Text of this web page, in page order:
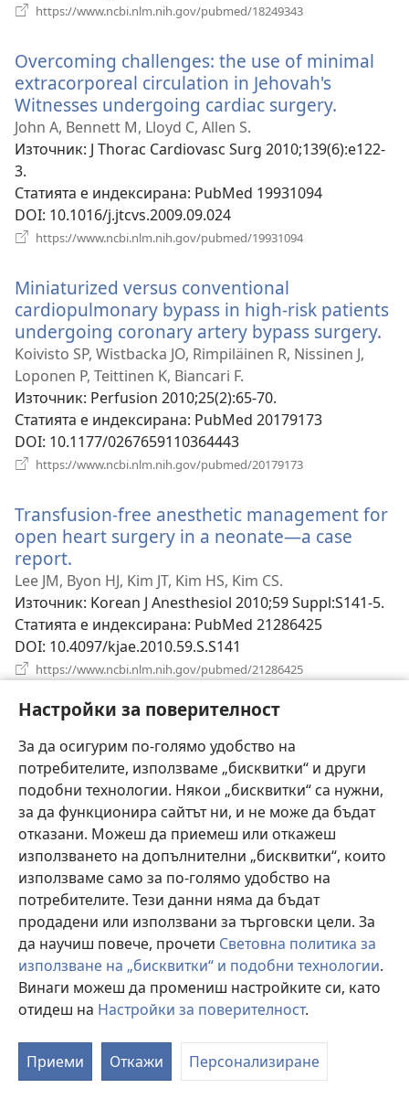
Настройки за поверителност
За да осигурим по-голямо удобство на
потребителите, използваме „бисквитки“ и други
подобни технологии. Някои „бисквитки“ са нужни,
за да функционира сайтът ни, и не може да бъдат
отказани. Можеш да приемеш или откажеш
използването на допълнителни „бисквитки“, които
използваме само за по-голямо удобство на
потребителите. Тези данни няма да бъдат
продадени или използвани за търговски цели. За
да научиш повече, прочети Световна политика за
използване на „бисквитки“ и подобни технологии.
Винаги можеш да промениш настройките си, като
отидеш на Настройки за поверителност.
Приеми Откажи Персонализиране
https://www.ncbi.nlm.nih.gov/pubmed/18249343
Overcoming challenges: the use of minimal
extracorporeal circulation in Jehovah's
Witnesses undergoing cardiac surgery.
John A, Bennett M, Lloyd C, Allen S.
Източник‎: J Thorac Cardiovasc Surg 2010;139(6):e122-
3.
Статията е индексирана‎: PubMed 19931094
DOI‎: 10.1016/j.jtcvs.2009.09.024
https://www.ncbi.nlm.nih.gov/pubmed/19931094
Miniaturized versus conventional
cardiopulmonary bypass in high-risk patients
undergoing coronary artery bypass surgery.
Koivisto SP, Wistbacka JO, Rimpiläinen R, Nissinen J,
Loponen P, Teittinen K, Biancari F.
Източник‎: Perfusion 2010;25(2):65-70.
Статията е индексирана‎: PubMed 20179173
DOI‎: 10.1177/0267659110364443
https://www.ncbi.nlm.nih.gov/pubmed/20179173
Transfusion-free anesthetic management for
open heart surgery in a neonate—a case
report.
нов
прозорец)
Lee JM, Byon HJ, Kim JT, Kim HS, Kim CS.
Източник‎: Korean J Anesthesiol 2010;59 Suppl:S141-5.
Статията е индексирана‎: PubMed 21286425
DOI‎: 10.4097/kjae.2010.59.S.S141
https://www.ncbi.nlm.nih.gov/pubmed/21286425
нов
Beneficial effects of using a minimal
extracorporeal circulation system during
coronary artery bypass grafting.(отваря
нов
прозорец)
Liu Y, Tao L, Wang X, Cui H, Chen X, Ji B.
Източник‎: Perfusion 2012;27(1):83-9.
Статията е индексирана‎: PubMed 21987667
DOI‎: 10.1177/0267659111424636
https://www.ncbi.nlm.nih.gov/pubmed/21987667
нов
прозорец)
Perfusion approaches to blood conservation.
McKay C.
Източник‎: Semin Cardiothorac Vasc Anesth
2007;11(4):252-5.
Статията е индексирана‎: PubMed 18270187
https://www.ncbi.nlm.nih.gov/pubmed/18270187
нов